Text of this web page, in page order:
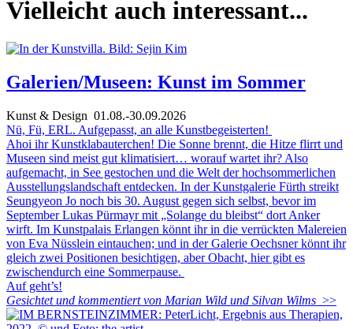
Vielleicht auch interessant...
Galerien/Museen: Kunst im Sommer
Kunst & Design 01.08.-30.09.2026
Nü, Fü, ERL. Aufgepasst, an alle Kunstbegeisterten!
Ahoi ihr Kunstklabauterchen! Die Sonne brennt, die Hitze flirrt und
Museen sind meist gut klimatisiert… worauf wartet ihr? Also
aufgemacht, in See gestochen und die Welt der hochsommerlichen
Ausstellungslandschaft entdecken. In der Kunstgalerie Fürth streikt
Seungyeon Jo noch bis 30. August gegen sich selbst, bevor im
September Lukas Pürmayr mit „Solange du bleibst“ dort Anker
wirft. Im Kunstpalais Erlangen könnt ihr in die verrückten Malereien
von Eva Nüsslein eintauchen; und in der Galerie Oechsner könnt ihr
gleich zwei Positionen besichtigen, aber Obacht, hier gibt es
zwischendurch eine Sommerpause.
Auf geht’s!
Gesichtet und kommentiert von Marian Wild und Silvan Wilms >>